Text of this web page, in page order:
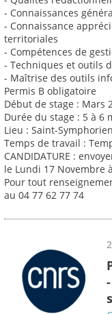
- Connaissances
- Connaissance
territoriales
- Compétences de
- Techniques et outils
- Maîtrise des outils
Permis B obligatoire
Début de stage : Mars
Durée du stage : 5 à 6
Lieu : Saint-
Temps de travail :
CANDIDATURE :
le Lundi 17 Novembre
Pour tout
au 04 77 62 77 74